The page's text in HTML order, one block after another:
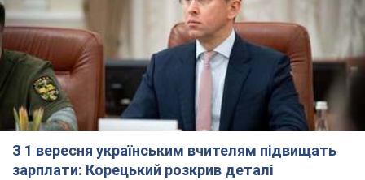
З 1 вересня українським вчителям підвищать
зарплати: Корецький розкрив деталі